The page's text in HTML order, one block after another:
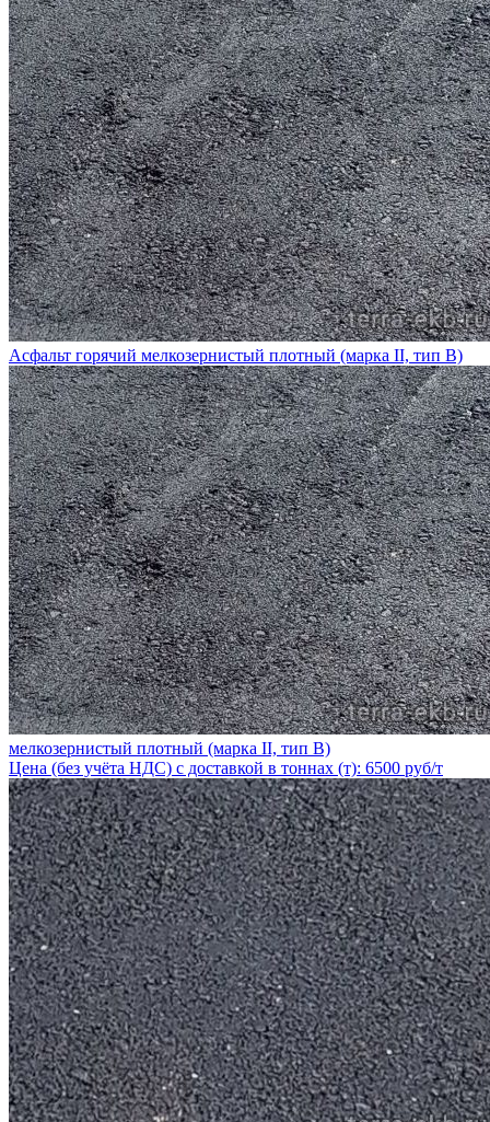
Асфальт горячий мелкозернистый плотный (марка II, тип В)
мелкозернистый плотный (марка II, тип В)
Цена (без учёта НДС) с доставкой в тоннах (т): 6500 руб/т